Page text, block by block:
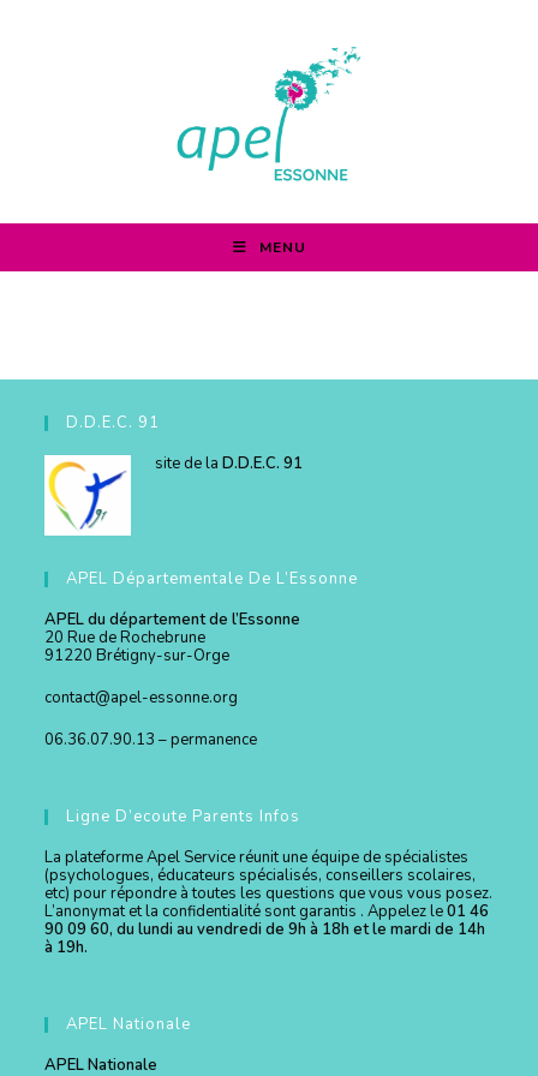
MENU
D.D.E.C. 91
site de la D.D.E.C. 91
APEL Départementale De L’Essonne
APEL du département de l’Essonne
20 Rue de Rochebrune
91220 Brétigny-sur-Orge
contact@apel-essonne.org
06.36.07.90.13 – permanence
Ligne D’ecoute Parents Infos
La plateforme Apel Service réunit une équipe de spécialistes
(psychologues, éducateurs spécialisés, conseillers scolaires,
etc) pour répondre à toutes les questions que vous vous posez.
L’anonymat et la confidentialité sont garantis . Appelez le01 46
90 09 60, du lundi au vendredi de 9h à 18h et le mardi de 14h
à 19h.
APEL Nationale
APEL Nationale